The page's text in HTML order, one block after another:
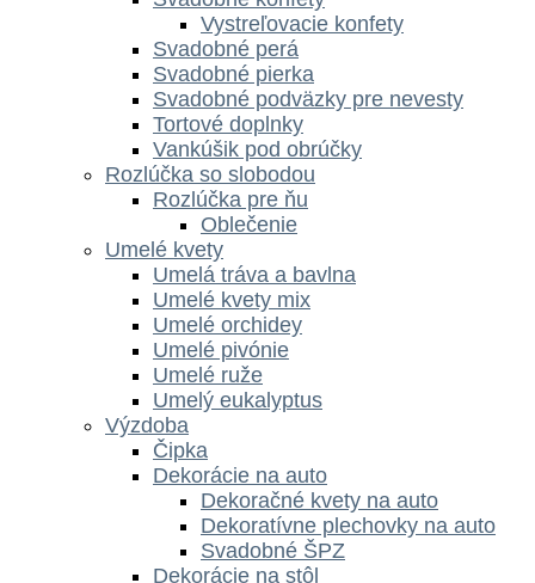
Vystreľovacie konfety
Svadobné perá
Svadobné pierka
Svadobné podväzky pre nevesty
Tortové doplnky
Vankúšik pod obrúčky
Rozlúčka so slobodou
Rozlúčka pre ňu
Oblečenie
Umelé kvety
Umelá tráva a bavlna
Umelé kvety mix
Umelé orchidey
Umelé pivónie
Umelé ruže
Umelý eukalyptus
Výzdoba
Čipka
Dekorácie na auto
Dekoračné kvety na auto
Dekoratívne plechovky na auto
Svadobné ŠPZ
Dekorácie na stôl